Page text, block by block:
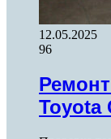
12.05.2025
96
Toyota